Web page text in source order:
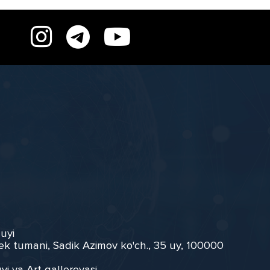
tumani, Sadik Azimov ko'ch., 35 uy, 100000